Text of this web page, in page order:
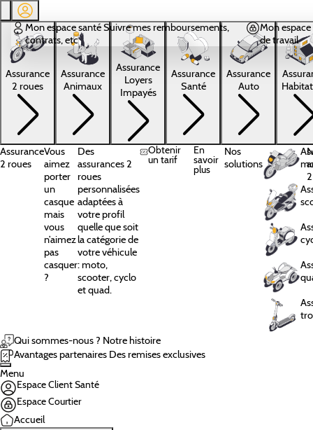
Aller au contenu principal
Mon espace santéSuivre mes remboursements,
contrats, etc
Mon
de travail
Assurance
2 roues
Assurance
Animaux
Assurance
Loyers
Impayés
Assurance
Santé
Assurance
Auto
Assurance
2 roues
Vous
aimez
porter
un
casque
mais
vous
n’aimez
pas
casquer
?
Des
assurances 2
roues
personnalisées
adaptées à
votre profil
quelle que soit
la catégorie de
votre véhicule
: moto,
scooter, cyclo
et quad.
Obtenir
un tarif
En
savoir
plus
Nos
solutions
Qui sommes-nous ? Notre histoire
Avantages partenaires Des remises exclusives
Menu
Espace Client Santé
Espace Courtier
Accueil